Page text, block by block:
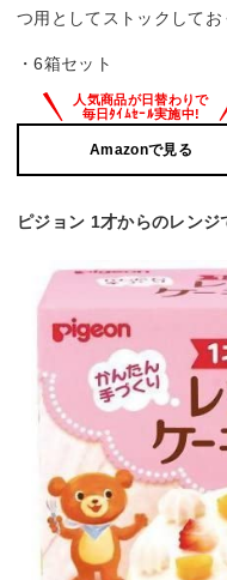
つ用としてストックしてお
・6箱セット
Amazonで見る
ピジョン 1才からのレンジ